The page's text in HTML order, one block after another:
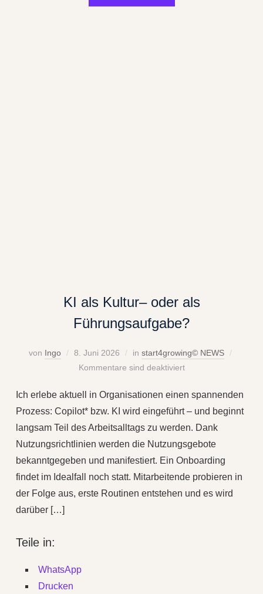
KI als Kultur– oder als
Führungsaufgabe?
von Ingo 8. Juni 2026 in start4growing© NEWS
Kommentare sind deaktiviert
Ich erlebe aktuell in Organisationen einen spannenden
Prozess: Copilot* bzw. KI wird eingeführt – und beginnt
langsam Teil des Arbeitsalltags zu werden. Dank
Nutzungsrichtlinien werden die Nutzungsgebote
bekanntgegeben und manifestiert. Ein Onboarding
findet im Idealfall noch statt. Mitarbeitende probieren in
der Folge aus, erste Routinen entstehen und es wird
darüber […]
Teile in:
WhatsApp
Drucken